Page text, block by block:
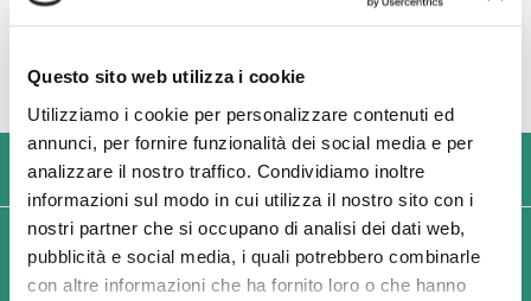
Questo sito web utilizza i cookie
Utilizziamo i cookie per personalizzare contenuti ed
annunci, per fornire funzionalità dei social media e per
analizzare il nostro traffico. Condividiamo inoltre
informazioni sul modo in cui utilizza il nostro sito con i
nostri partner che si occupano di analisi dei dati web,
pubblicità e social media, i quali potrebbero combinarle
con altre informazioni che ha fornito loro o che hanno
USIAMO SOLO IMBALLAGGI RESISTENTI ED ECOLOGICI
SPEDIZIONI VELOCI IN 24/48/72 ORE (GIORNI
LAVORATIVI)